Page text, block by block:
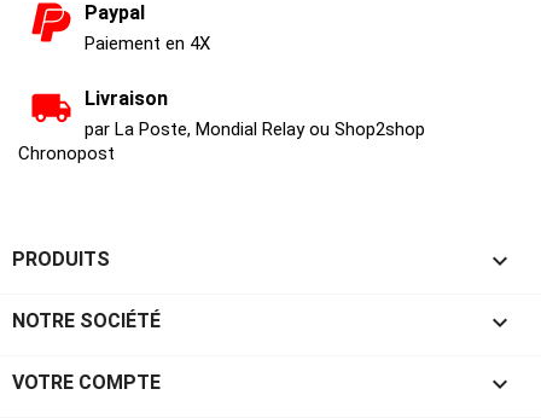
Paypal
Paiement en 4X
Livraison
par La Poste, Mondial Relay ou Shop2shop
Chronopost
PRODUITS 
NOTRE SOCIÉTÉ 
VOTRE COMPTE 